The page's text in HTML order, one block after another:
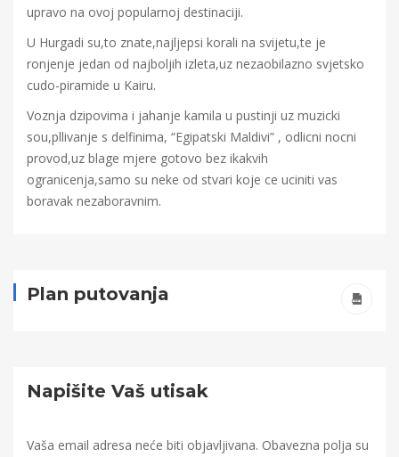
upravo na ovoj popularnoj destinaciji.
U Hurgadi su,to znate,najljepsi korali na svijetu,te je
ronjenje jedan od najboljih izleta,uz nezaobilazno svjetsko
cudo-piramide u Kairu.
Voznja dzipovima i jahanje kamila u pustinji uz muzicki
sou,pllivanje s delfinima, “Egipatski Maldivi” , odlicni nocni
provod,uz blage mjere gotovo bez ikakvih
ogranicenja,samo su neke od stvari koje ce uciniti vas
boravak nezaboravnim.
Plan putovanja
Napišite Vaš utisak
Vaša email adresa neće biti objavljivana. Obavezna polja su